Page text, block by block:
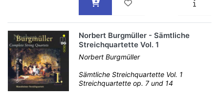
Norbert Burgmüller - Sämtliche
Streichquartette Vol. 1
Norbert Burgmüller
Sämtliche Streichquartette Vol. 1
Streichquartette op. 7 und 14